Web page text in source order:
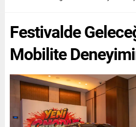
Festivalde
Mobilite